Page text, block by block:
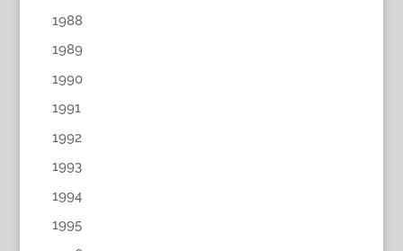
1988
1989
1990
1991
1992
1993
1994
1995